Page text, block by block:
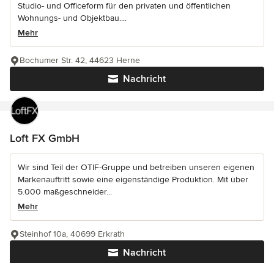
Studio- und Officeform für den privaten und öffentlichen
Wohnungs- und Objektbau....
Mehr
Nachricht
Bochumer Str. 42, 44623 Herne
Loft FX GmbH
Wir sind Teil der OTIF-Gruppe und betreiben unseren eigenen
Markenauftritt sowie eine eigenständige Produktion. Mit über
5.000 maßgeschneider...
Mehr
Nachricht
Steinhof 10a, 40699 Erkrath